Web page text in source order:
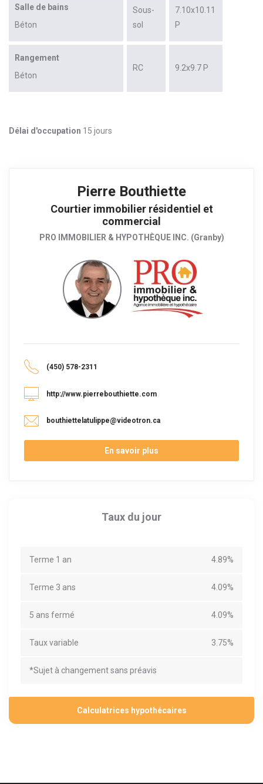
Salle de bains
Béton
Sous-
sol
7.10x10.11
P
Rangement
Béton
RC 9.2x9.7 P
Délai d'occupation 15 jours
Pierre Bouthiette
Courtier immobilier résidentiel et
commercial
PRO IMMOBILIER & HYPOTHÈQUE INC. (Granby)
(450) 578-2311
http://www.pierrebouthiette.com
bouthiettelatulippe@videotron.ca
En savoir plus
Taux du jour
Terme 1 an 4.89%
Terme 3 ans 4.09%
5 ans fermé 4.09%
Taux variable 3.75%
*Sujet à changement sans préavis
Calculatrices hypothécaires